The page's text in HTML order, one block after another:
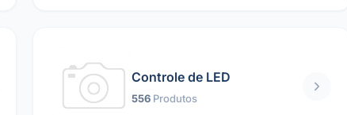
Controle de LED
556 Produtos